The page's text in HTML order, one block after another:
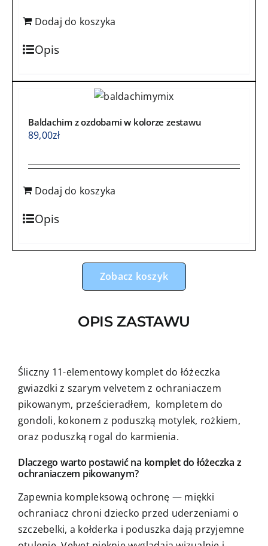
Dodaj do koszyka
Opis
Baldachim z ozdobami w kolorze zestawu
89,00zł
Dodaj do koszyka
Opis
Zobacz koszyk
OPIS ZASTAWU
Śliczny 11-elementowy komplet do łóżeczka
gwiazdki z szarym velvetem z ochraniaczem
pikowanym, prześcieradłem, kompletem do
gondoli, kokonem z poduszką motylek, rożkiem,
oraz poduszką rogal do karmienia.
Dlaczego warto postawić na komplet do łóżeczka z
ochraniaczem pikowanym?
Zapewnia kompleksową ochronę — miękki
ochraniacz chroni dziecko przed uderzeniami o
szczebelki, a kołderka i poduszka dają przyjemne